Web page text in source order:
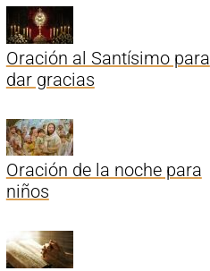
Oración al Santísimo para
dar gracias
Oración de la noche para
niños